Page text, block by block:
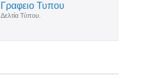
Γραφειο Τυπου
Δελτία Τύπου.